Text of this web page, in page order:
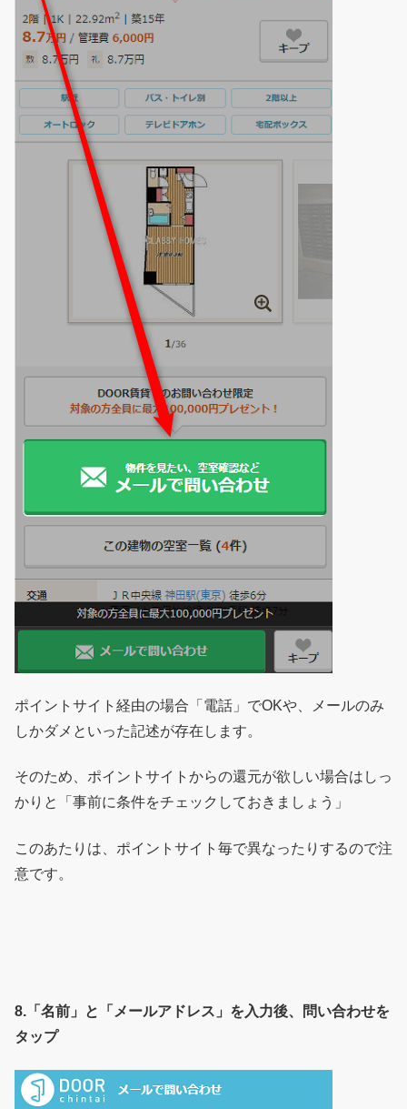
ポイントサイト経由の場合「電話」でOKや、メールのみ
しかダメといった記述が存在します。
そのため、ポイントサイトからの還元が欲しい場合はしっ
かりと「事前に条件をチェックしておきましょう」
このあたりは、ポイントサイト毎で異なったりするので注
意です。
8.「名前」と「メールアドレス」を入力後、問い合わせを
タップ